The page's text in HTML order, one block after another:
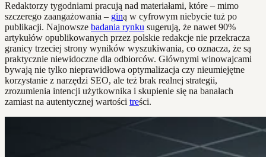
Redaktorzy tygodniami pracują nad materiałami, które – mimo
szczerego zaangażowania – giną w cyfrowym niebycie tuż po
publikacji. Najnowsze badania rynku sugerują, że nawet 90%
artykułów opublikowanych przez polskie redakcje nie przekracza
granicy trzeciej strony wyników wyszukiwania, co oznacza, że są
praktycznie niewidoczne dla odbiorców. Głównymi winowajcami
bywają nie tylko nieprawidłowa optymalizacja czy nieumiejętne
korzystanie z narzędzi SEO, ale też brak realnej strategii,
zrozumienia intencji użytkownika i skupienie się na banałach
zamiast na autentycznej wartości treści.